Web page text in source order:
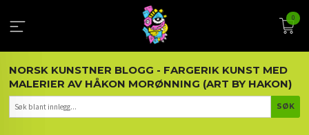
innholdet
0
NORSK KUNSTNER BLOGG - FARGERIK KUNST MED
MALERIER AV HÅKON MORØNNING (ART BY HAKON)